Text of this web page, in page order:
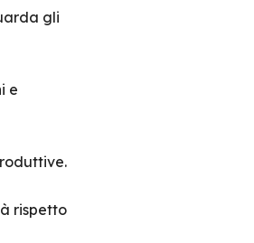
gli
e
rispetto